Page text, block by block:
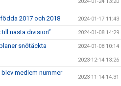
2017 och 2018 2024-01-17 11:43
till nästa division” 2024-01-08 14:29
snötäckta 2024-01-08 10:14
2023-12-14 13:26
blev medlem nummer
2023-11-14 14:31